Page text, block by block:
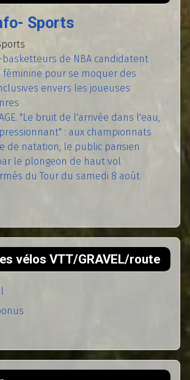
Sports
basketteurs de NBA candidatent
féminine pour se moquer des
envers les joueuses
"Le bruit de l'arrivée dans l'eau,
: aux championnats
de natation, le public parisien
le plongeon de haut vol
du Tour du samedi 8 août
vélos VTT/GRAVEL/route